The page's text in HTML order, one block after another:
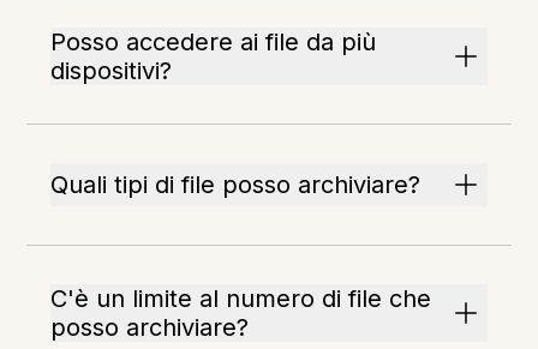
Posso accedere ai file da più
dispositivi?
Quali tipi di file posso archiviare?
C'è un limite al numero di file che
posso archiviare?